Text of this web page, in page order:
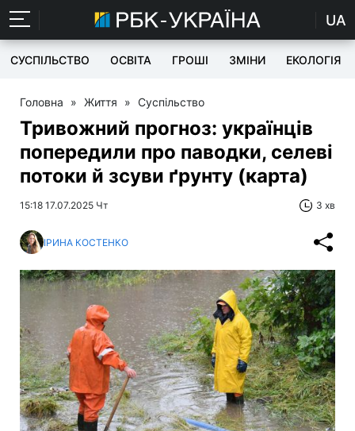
UA
СУСПІЛЬСТВО ОСВІТА ГРОШІ ЗМІНИ ЕКОЛОГІЯ
Головна » Життя » Суспільство
Тривожний прогноз: українців
попередили про паводки, селеві
потоки й зсуви ґрунту (карта)
15:18 17.07.2025 Чт 3 хв
ІРИНА КОСТЕНКО